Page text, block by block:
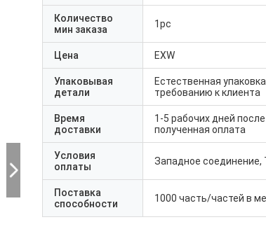
Количество
мин заказа
1pc
Цена EXW
Упаковывая
детали
Естественная
требованию к клиента
Время
доставки
1-5 рабочих дней после
полученная оплата
Условия
оплаты
Западное соединение,
Поставка
способности
1000 часть/частей в